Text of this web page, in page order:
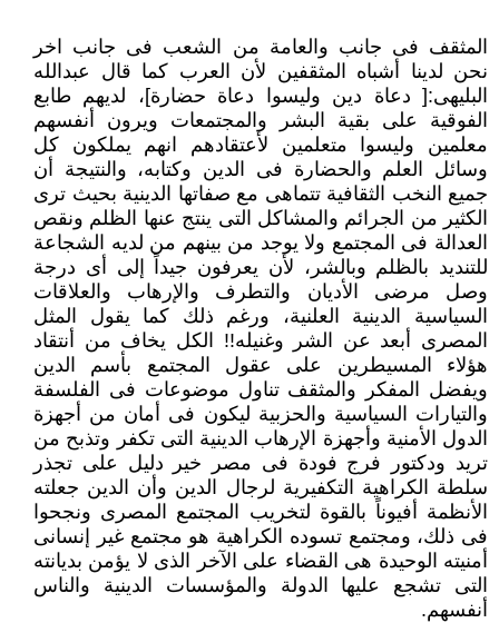
المثقف فى جانب والعامة من الشعب فى جانب اخر
نحن لدينا أشباه المثقفين لأن العرب كما قال عبدالله
البليهى:[ دعاة دين وليسوا ‏دعاة حضارة]، لديهم طابع
الفوقية على بقية البشر والمجتمعات ويرون أنفسهم
معلمين وليسوا متعلمين لأعتقادهم انهم يملكون كل
‏وسائل العلم والحضارة فى الدين وكتابه، والنتيجة أن
جميع النخب الثقافية تتماهى مع صفاتها الدينية بحيث ترى
الكثير من الجرائم ‏والمشاكل التى ينتج عنها الظلم ونقص
العدالة فى المجتمع ولا يوجد من بينهم من لديه الشجاعة
للتنديد بالظلم وبالشر، لأن يعرفون ‏جيداً إلى أى درجة
وصل مرضى الأديان والتطرف والإرهاب والعلاقات
السياسية الدينية العلنية، ورغم ذلك كما يقول المثل
المصرى أبعد ‏عن الشر وغنيله!! الكل يخاف من أنتقاد
هؤلاء المسيطرين على عقول المجتمع بأسم الدين
ويفضل المفكر والمثقف تناول موضوعات ‏فى الفلسفة
والتيارات السياسية والحزبية ليكون فى أمان من أجهزة
الدول الأمنية وأجهزة الإرهاب الدينية التى تكفر وتذبح من
تريد ‏ودكتور فرج فودة فى مصر خير دليل على تجذر
سلطة الكراهية التكفيرية لرجال الدين وأن الدين جعلته
الأنظمة أفيوناً بالقوة لتخريب ‏المجتمع المصرى ونجحوا
فى ذلك، ومجتمع تسوده الكراهية هو مجتمع غير إنسانى
أمنيته الوحيدة هى القضاء على الآخر الذى لا يؤمن ‏بديانته
التى تشجع عليها الدولة والمؤسسات الدينية والناس
أنفسهم.‏